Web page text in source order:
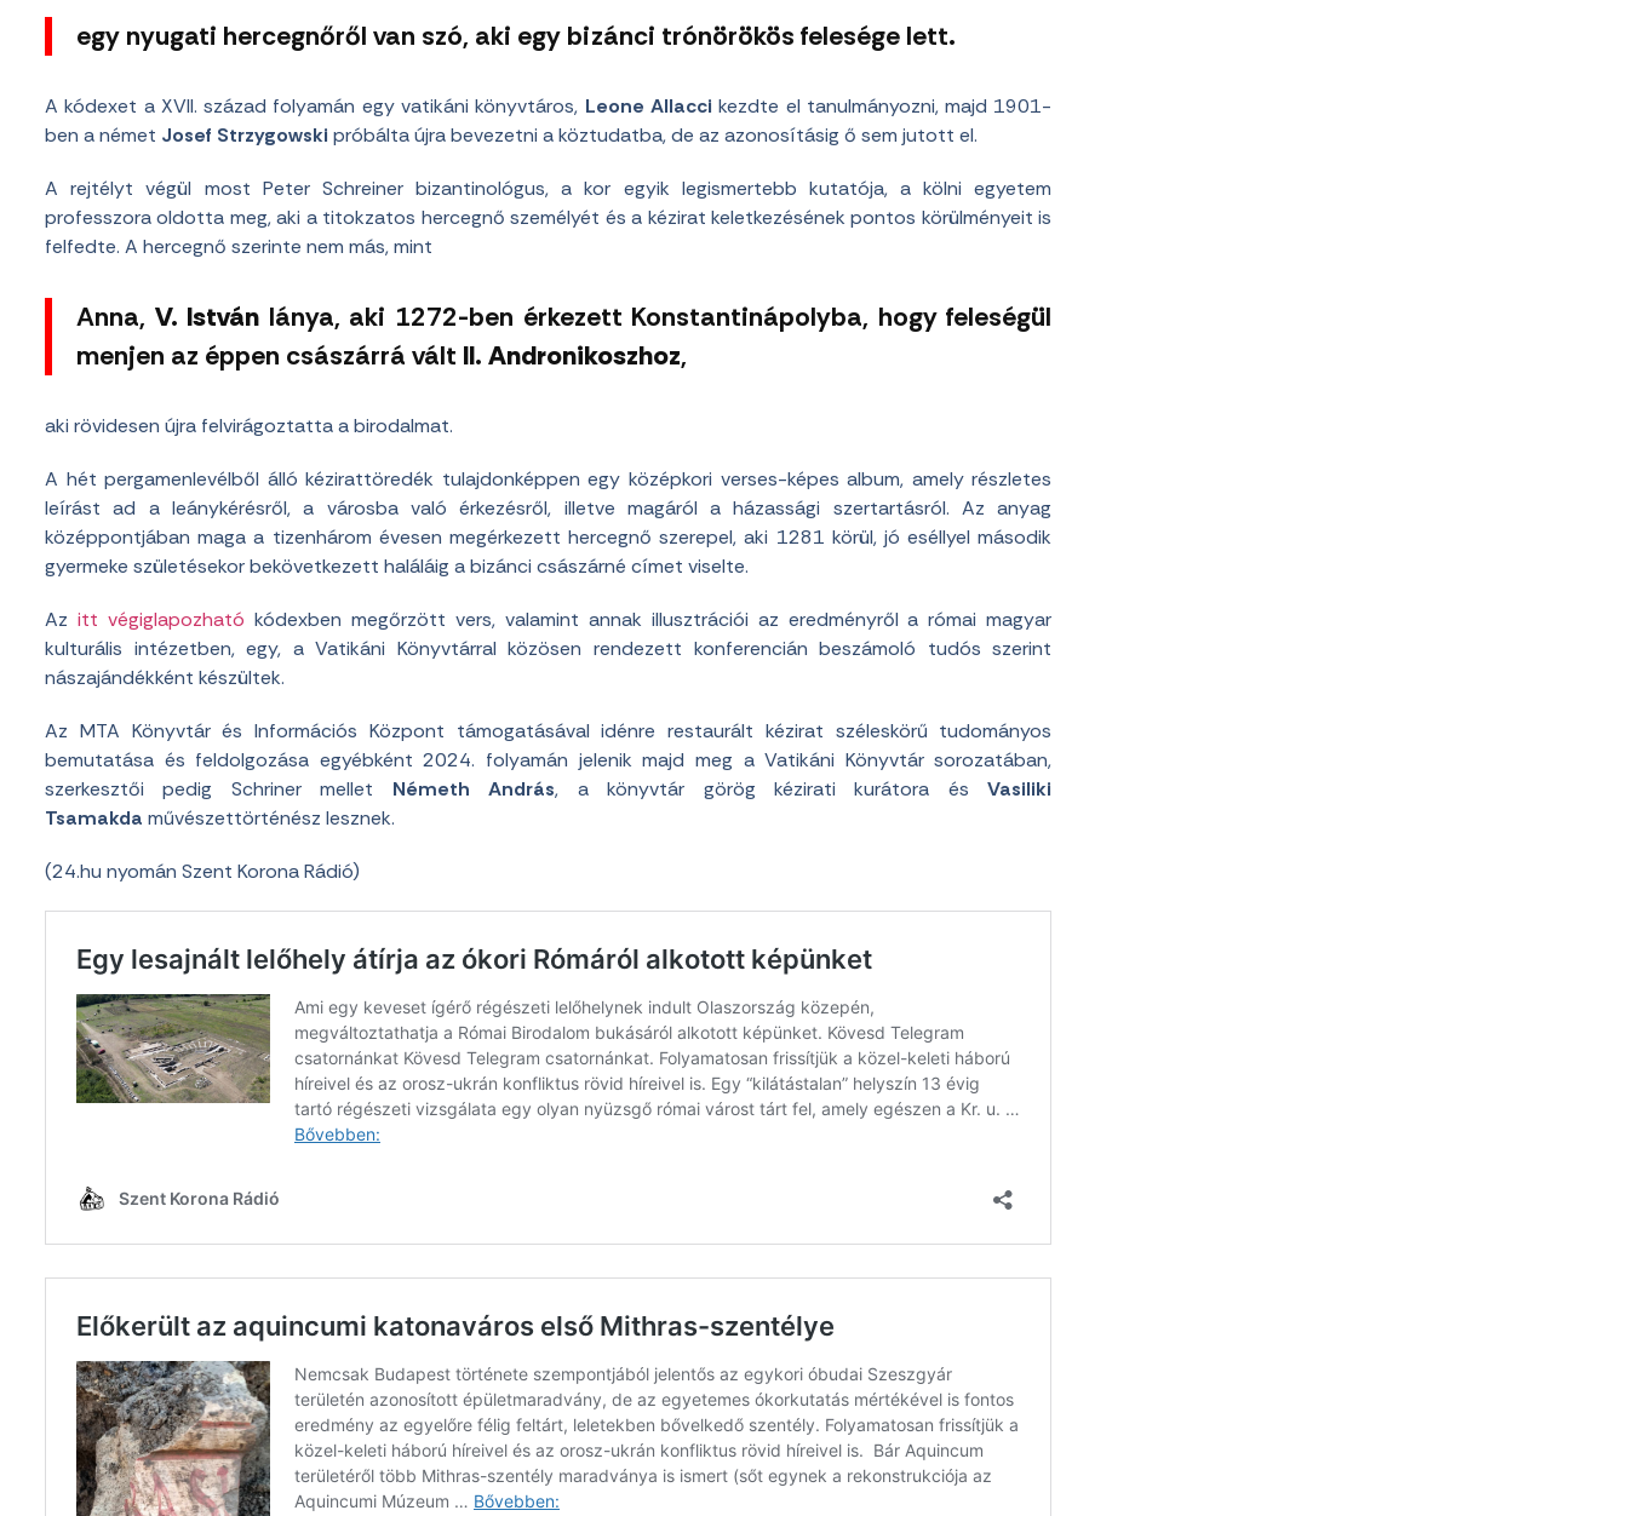
egy nyugati hercegnőről van szó, aki egy bizánci trónörökös felesége lett.
A kódexet a XVII. század folyamán egy vatikáni könyvtáros, Leone Allacci kezdte el tanulmányozni, majd 1901-
ben a német Josef Strzygowski próbálta újra bevezetni a köztudatba, de az azonosításig ő sem jutott el.
A rejtélyt végül most Peter Schreiner bizantinológus, a kor egyik legismertebb kutatója, a kölni egyetem
professzora oldotta meg, aki a titokzatos hercegnő személyét és a kézirat keletkezésének pontos körülményeit is
felfedte. A hercegnő szerinte nem más, mint
Anna, V. István lánya, aki 1272-ben érkezett Konstantinápolyba, hogy feleségül
menjen az éppen császárrá vált II. Andronikoszhoz,
aki rövidesen újra felvirágoztatta a birodalmat.
A hét pergamenlevélből álló kézirattöredék tulajdonképpen egy középkori verses-képes album, amely részletes
leírást ad a leánykérésről, a városba való érkezésről, illetve magáról a házassági szertartásról. Az anyag
középpontjában maga a tizenhárom évesen megérkezett hercegnő szerepel, aki 1281 körül, jó eséllyel második
gyermeke születésekor bekövetkezett haláláig a bizánci császárné címet viselte.
Az itt végiglapozható kódexben megőrzött vers, valamint annak illusztrációi az eredményről a római magyar
kulturális intézetben, egy, a Vatikáni Könyvtárral közösen rendezett konferencián beszámoló tudós szerint
nászajándékként készültek.
Az MTA Könyvtár és Információs Központ támogatásával idénre restaurált kézirat széleskörű tudományos
bemutatása és feldolgozása egyébként 2024. folyamán jelenik majd meg a Vatikáni Könyvtár sorozatában,
szerkesztői pedig Schriner mellet Németh András, a könyvtár görög kézirati kurátora ésVasiliki
Tsamakda művészettörténész lesznek.
(24.hu nyomán Szent Korona Rádió)